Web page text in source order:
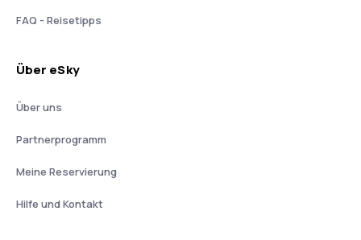
FAQ - Reisetipps
Über eSky
Über uns
Partnerprogramm
Meine Reservierung
Hilfe und Kontakt